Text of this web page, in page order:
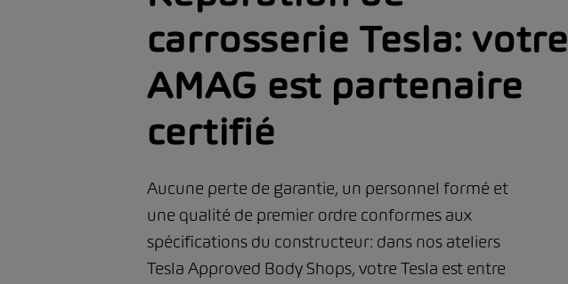
carrosserie Tesla: votre
AMAG est partenaire
certifié
Aucune perte de garantie, un personnel formé et
une qualité de premier ordre conformes aux
spécifications du constructeur: dans nos ateliers
Tesla Approved Body Shops, votre Tesla est entre